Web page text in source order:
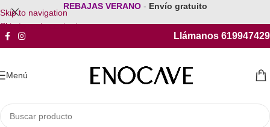
Skip to navigation
Skip to main content
REBAJAS VERANO - Envío gratuito
Llámanos 619947429
Menú